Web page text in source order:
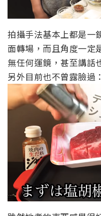
拍攝手法基本上都是一
面轉場，而且角度一定
無任何運鏡，甚至講話
另外目前也不曾露臉過：